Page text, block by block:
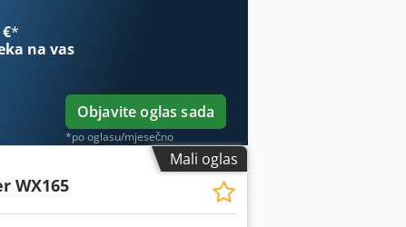
*
na vas
Objavite oglas sada
*po oglasu/mjesečno
Mali oglas
WX165